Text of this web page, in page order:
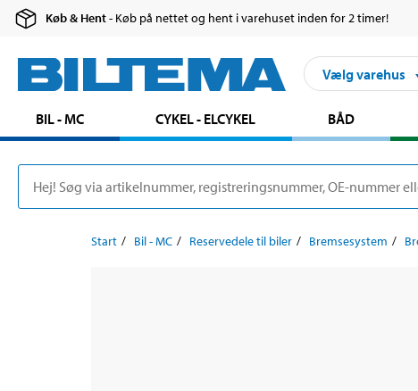
Køb & Hent- Køb på nettet og hent i varehuset inden for 2 timer!
Vælg varehus
BIL - MC CYKEL - ELCYKEL BÅD
Start Bil - MC Reservedele til biler Bremsesystem